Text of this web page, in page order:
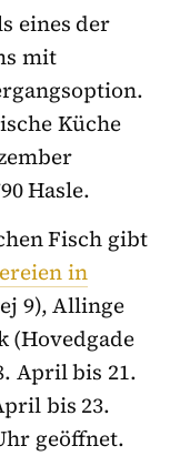
eines der
mit
Küche
Hasle.
Fisch gibt
in
9), Allinge
(Hovedgade
April bis 21.
bis 23.
geöffnet.